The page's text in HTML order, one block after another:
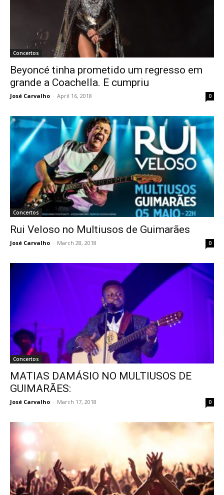
Concertos
Beyoncé tinha prometido um regresso em
grande a Coachella. E cumpriu
José Carvalho - April 16, 2018 0
Concertos
Rui Veloso no Multiusos de Guimarães
José Carvalho - March 28, 2018 0
Concertos
MATIAS DAMÁSIO NO MULTIUSOS DE
GUIMARÃES:
José Carvalho - March 17, 2018 0